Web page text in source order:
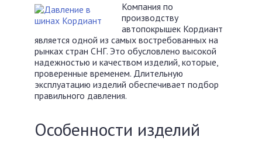
Компания по
производству
автопокрышек Кордиант
является одной из самых востребованных на
рынках стран СНГ. Это обусловлено высокой
надежностью и качеством изделий, которые,
проверенные временем. Длительную
эксплуатацию изделий обеспечивает подбор
правильного давления.
Особенности изделий